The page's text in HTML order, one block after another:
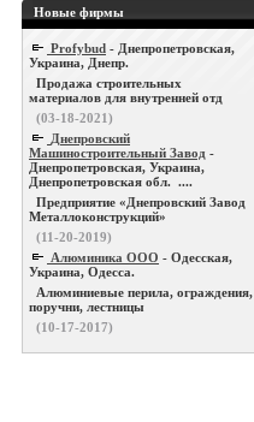
Новые фирмы
Profybud - Днепропетровская,
Украина, Днепр.
Продажа строительных
материалов для внутренней отд
(03-18-2021)
Днепровский
Машиностроительный Завод -
Днепропетровская, Украина,
Днепропетровская обл. ....
Предприятие «Днепровский Завод
Металлоконструкций»
(11-20-2019)
Алюминика ООО - Одесская,
Украина, Одесса.
Алюминиевые перила, ограждения,
поручни, лестницы
(10-17-2017)